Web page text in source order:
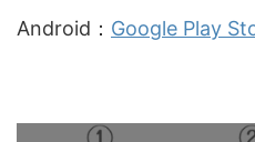
Android： Google Play